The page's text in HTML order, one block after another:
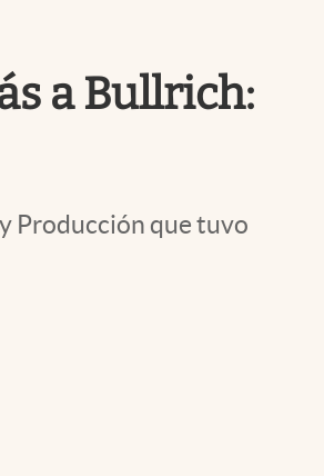
a Bullrich:
Producción que tuvo